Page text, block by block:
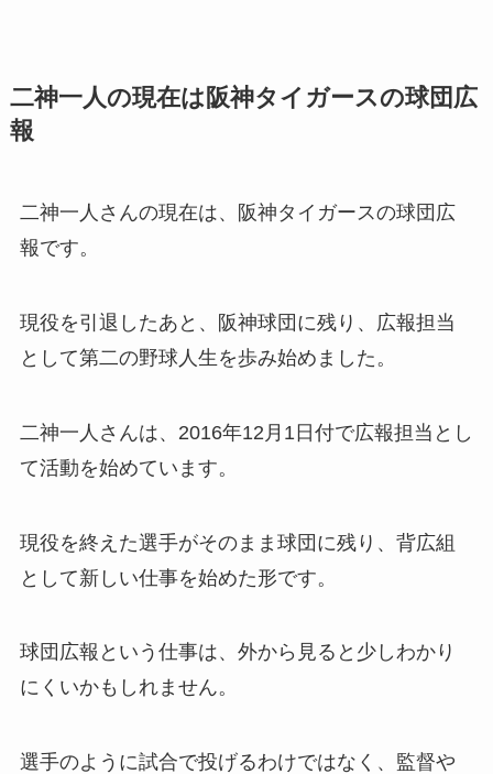
二神一人の現在は阪神タイガースの球団広
報
二神一人さんの現在は、阪神タイガースの球団広
報です。
現役を引退したあと、阪神球団に残り、広報担当
として第二の野球人生を歩み始めました。
二神一人さんは、2016年12月1日付で広報担当とし
て活動を始めています。
現役を終えた選手がそのまま球団に残り、背広組
として新しい仕事を始めた形です。
球団広報という仕事は、外から見ると少しわかり
にくいかもしれません。
選手のように試合で投げるわけではなく、監督や